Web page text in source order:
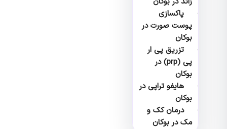
پاکسازی
پوست صورت در
بوکان
تزریق پی ار
پی (prp) در
بوکان
هایفو تراپی در
بوکان
درمان کک و
مک در بوکان